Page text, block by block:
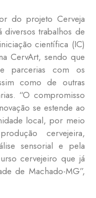
do projeto Cerveja
diversos trabalhos de
científica (IC)
CervArt, sendo que
parcerias com os
como de outras
“O compromisso
se estende ao
local, por meio
cervejeira,
sensorial e pela
cervejeiro que já
de Machado-MG”,